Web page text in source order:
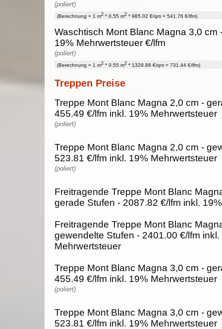
(poliert)
(Berechnung = 1 m2 * 0.55 m2 * 985.02 €/qm = 541.76 €/lfm)
Waschtisch Mont Blanc Magna 3,0 cm
19% Mehrwertsteuer €/lfm
(poliert)
(Berechnung = 1 m2 * 0.55 m2 * 1329.88 €/qm = 731.44 €/lfm)
Treppen Preise
Treppe Mont Blanc Magna 2,0 cm -
455.49 €/lfm inkl. 19% Mehrwertsteuer
(poliert)
Treppe Mont Blanc Magna 2,0 cm -
523.81 €/lfm inkl. 19% Mehrwertsteuer
(poliert)
Freitragende Treppe Mont Blanc
gerade Stufen - 2087.82 €/lfm inkl.
Freitragende Treppe Mont Blanc
gewendelte Stufen - 2401.00 €/lfm inkl.
Mehrwertsteuer
Treppe Mont Blanc Magna 3,0 cm -
455.49 €/lfm inkl. 19% Mehrwertsteuer
(poliert)
Treppe Mont Blanc Magna 3,0 cm -
523.81 €/lfm inkl. 19% Mehrwertsteuer